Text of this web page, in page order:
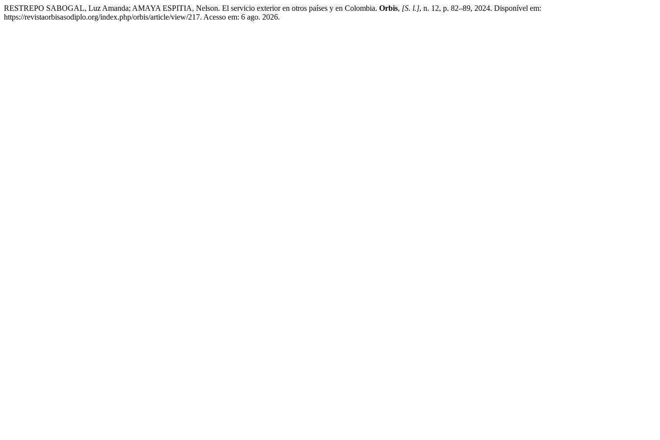
RESTREPO SABOGAL, Luz Amanda; AMAYA ESPITIA, Nelson. El servicio exterior en otros países y en Colombia. Orbis, [S. l.], n. 12, p. 82–89, 2024. Disponível em:
https://revistaorbisasodiplo.org/index.php/orbis/article/view/217. Acesso em: 6 ago. 2026.